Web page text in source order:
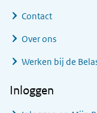
Contact
Over ons
Werken bij de
Inloggen